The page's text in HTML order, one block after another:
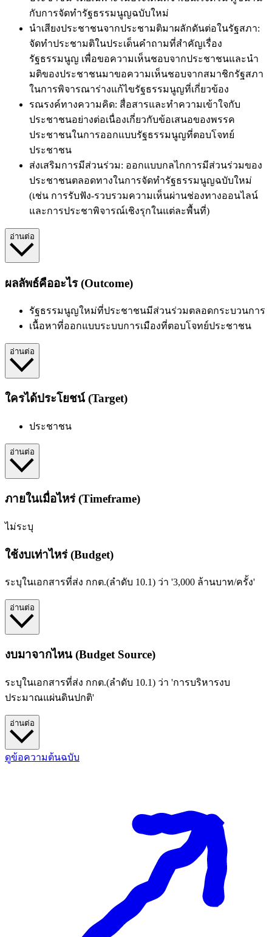
กับการจัดทำรัฐธรรมนูญฉบับใหม่
นำเสียงประชาชนจากประชามติมาผลักดันต่อในรัฐสภา:
จัดทำประชามติในประเด็นคำถามที่สำคัญเรื่อง
รัฐธรรมนูญ เพื่อขอความเห็นชอบจากประชาชนและนำ
มติของประชาชนมาขอความเห็นชอบจากสมาชิกรัฐสภา
ในการพิจารณาร่างแก้ไขรัฐธรรมนูญที่เกี่ยวข้อง
รณรงค์ทางความคิด: สื่อสารและทำความเข้าใจกับ
ประชาชนอย่างต่อเนื่องเกี่ยวกับข้อเสนอของพรรค
ประชาชนในการออกแบบรัฐธรรมนูญที่ตอบโจทย์
ประชาชน
ส่งเสริมการมีส่วนร่วม: ออกแบบกลไกการมีส่วนร่วมของ
ประชาชนตลอดทางในการจัดทำรัฐธรรมนูญฉบับใหม่
(เช่น การรับฟัง-รวบรวมความเห็นผ่านช่องทางออนไลน์
และการประชาพิจารณ์เชิงรุกในแต่ละพื้นที่)
อ่านต่อ
ผลลัพธ์คืออะไร (Outcome)
รัฐธรรมนูญใหม่ที่ประชาชนมีส่วนร่วมตลอดกระบวนการ
เนื้อหาที่ออกแบบระบบการเมืองที่ตอบโจทย์ประชาชน
อ่านต่อ
ใครได้ประโยชน์ (Target)
ประชาชน
อ่านต่อ
ภายในเมื่อไหร่ (Timeframe)
ไม่ระบุ
ใช้งบเท่าไหร่ (Budget)
ระบุในเอกสารที่ส่ง กกต.(ลำดับ 10.1) ว่า '3,000 ล้านบาท/ครั้ง'
อ่านต่อ
งบมาจากไหน (Budget Source)
ระบุในเอกสารที่ส่ง กกต.(ลำดับ 10.1) ว่า 'การบริหารงบ
ประมาณแผ่นดินปกติ'
อ่านต่อ
ดูข้อความต้นฉบับ